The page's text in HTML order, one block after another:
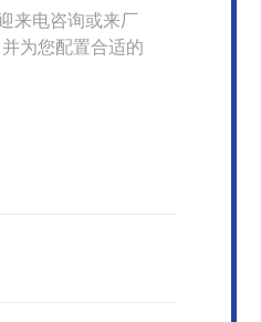
来电咨询或来厂
为您配置合适的